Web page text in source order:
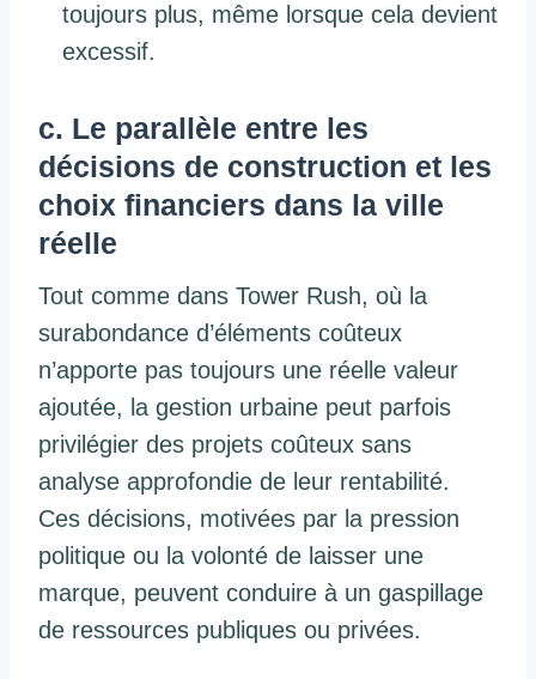
toujours plus, même lorsque cela devient
excessif.
c. Le parallèle entre les
décisions de construction et les
choix financiers dans la ville
réelle
Tout comme dans Tower Rush, où la
surabondance d’éléments coûteux
n’apporte pas toujours une réelle valeur
ajoutée, la gestion urbaine peut parfois
privilégier des projets coûteux sans
analyse approfondie de leur rentabilité.
Ces décisions, motivées par la pression
politique ou la volonté de laisser une
marque, peuvent conduire à un gaspillage
de ressources publiques ou privées.